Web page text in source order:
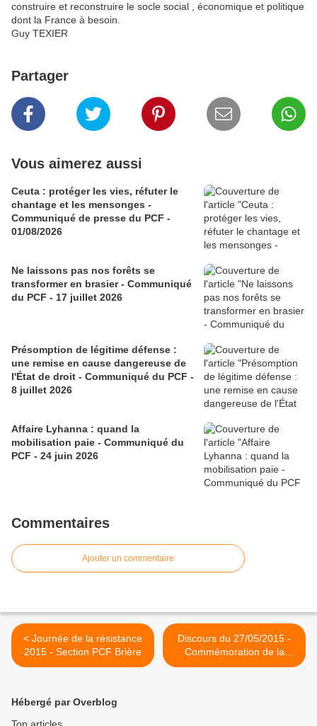
construire et reconstruire le socle social , économique et politique
dont la France à besoin.
Guy TEXIER
Partager
Vous aimerez aussi
Ceuta : protéger les vies, réfuter le
chantage et les mensonges -
Communiqué de presse du PCF -
01/08/2026
Ne laissons pas nos forêts se
transformer en brasier - Communiqué
du PCF - 17 juillet 2026
Présomption de légitime défense :
une remise en cause dangereuse de
l'État de droit - Communiqué du PCF -
8 juillet 2026
Affaire Lyhanna : quand la
mobilisation paie - Communiqué du
PCF - 24 juin 2026
Commentaires
Ajouter un commentaire
< Journée de la résistance
2015 - Section PCF Brière
Discours du 27/05/2015 -
Commémoration de la
journée de la Résistance à
Hébergé par Overblog